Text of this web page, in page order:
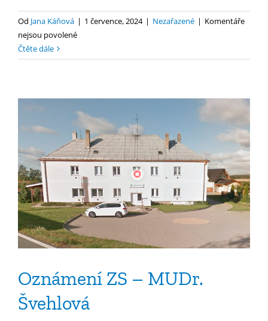
Od Jana Káňová | 1 července, 2024 | Nezařazené | Komentáře
nejsou povolenéu
s
–
MUDr.
Švehlová
Čtěte dále
Oznámení ZS – MUDr.
Švehlová